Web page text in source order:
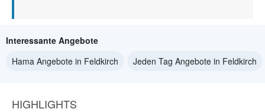
Interessante Angebote
Hama Angebote in Feldkirch
Jeden Tag Angebote in Feldkirch
HIGHLIGHTS